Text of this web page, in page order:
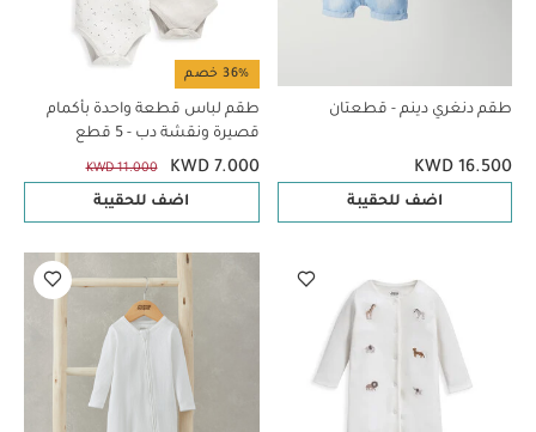
طقم دنغري دينم - قطعتان
KWD 16.500
اضف للحقيبة
36% خصم
طقم لباس قطعة واحدة بأكمام
قصيرة ونقشة دب - 5 قطع
KWD 7.000
KWD 11.000
اضف للحقيبة